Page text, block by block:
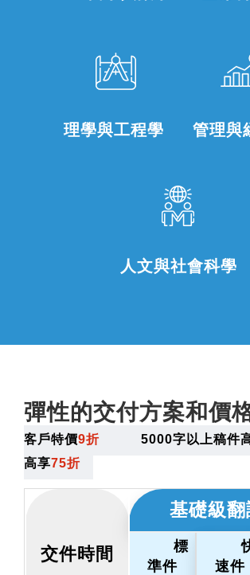
理學與工程學 管理與
人文與社會科學
彈性的交付方案和價
客戶特價9折 5000字以上稿件
高享75折
交件時間
基礎級翻
標
準件
速件